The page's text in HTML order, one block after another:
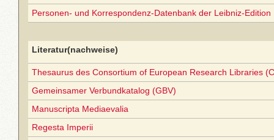
Personen- und Korrespondenz-Datenbank der Leibniz-Edition
Literatur(nachweise)
Thesaurus des Consortium of European Research Libraries
Gemeinsamer Verbundkatalog (GBV)
Manuscripta Mediaevalia
Regesta Imperii